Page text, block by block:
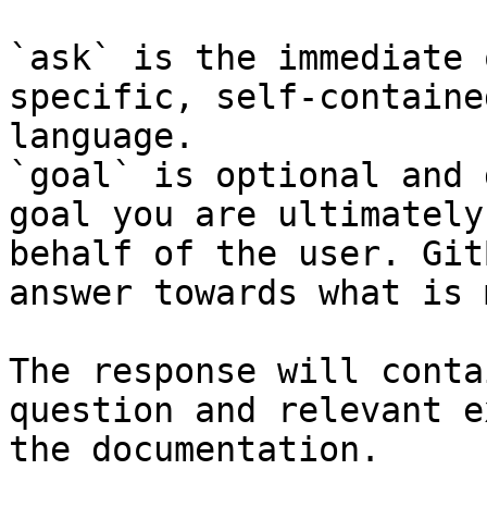
`ask` is the
specific, self-
language.
`goal` is optional and
goal you are
behalf of the user.
answer towards what
The response will
question and relevant
the documentation.